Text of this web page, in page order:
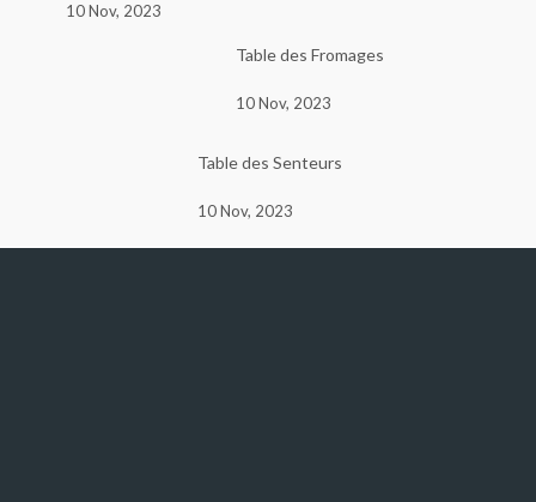
10 Nov, 2023
Table des Fromages
10 Nov, 2023
Table des Senteurs
10 Nov, 2023